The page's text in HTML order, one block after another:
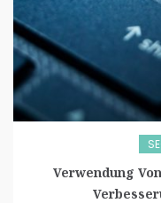
Verwendung